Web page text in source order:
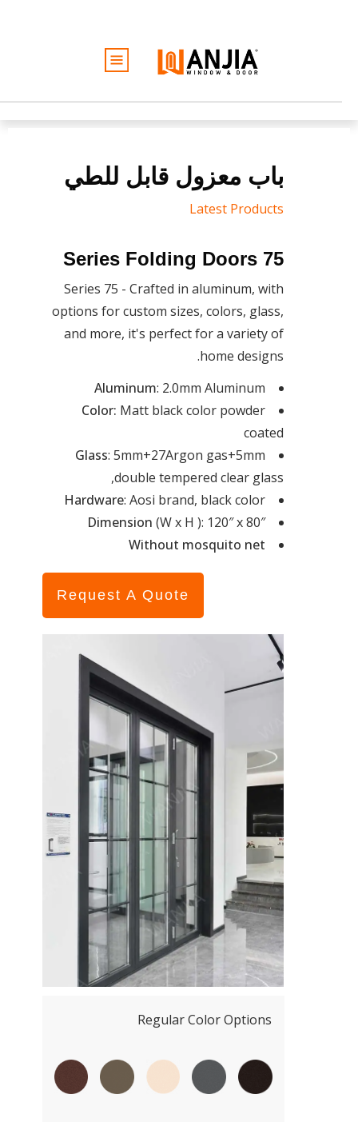
باب معزول قابل للطي
Latest Products
Series 75 - Crafted in aluminum, with
options for custom sizes, colors, glass,
and more, it's perfect for a variety of
home designs.
Aluminum: 2.0mm Aluminum
Color:Matt black color powder
coated
Glass: 5mm+27Argon gas+5mm
,double tempered clear glass
Hardware: Aosi brand, black color
Dimension(W x H ): 120″ x 80″
Without mosquito net
Request A Quote
Regular Color Options